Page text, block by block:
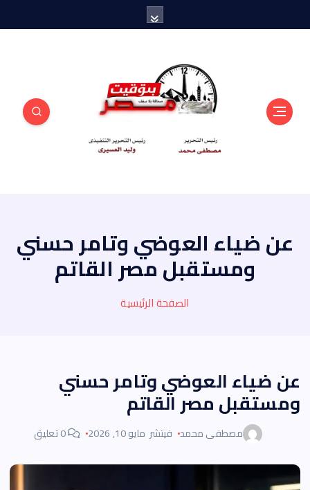
عن ضياء العوضي وتامر حسني
ومستقبل مصر القاتم
الصفحة الرئيسية
عن ضياء العوضي وتامر حسني
ومستقبل مصر القاتم
مصطفى محمد فيتشر مايو 10, 2026 0 تعليق